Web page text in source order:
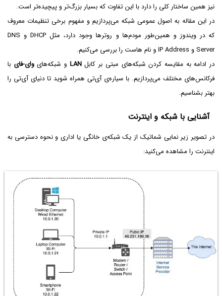
نیز همین ساختار کلی را دارد با این تفاوت که بسیار بزرگ‌تر و پیچیده‌تر است.
در این مقاله به اصول عمومی شبکه می‌پردازیم و مفهوم برخی تنظیمات معروف
که در ویندوز و همین‌طور مودم‌ها و روترها وجود دارد، مثل DHCP و DNS
Server و IP Address و نام هاست را بررسی می‌کنیم.
در ادامه به مقایسه کردن شبکه‌های مبتی بر کابلLAN و شبکه‌هایوای-فای با
فرکانس‌های مختلف می‌پردازیم. با سیاره‌ی آی‌تی همراه شوید تا دنیای آی‌تی را
بهتر بشناسیم.
آشنایی با شبکه و اینترنت
در تصویر زیر نمایی شماتیک از یک شبکه‌ی خانگی یا اداری و نحوه دسترسی به
اینترنت را مشاهده می‌کنید: